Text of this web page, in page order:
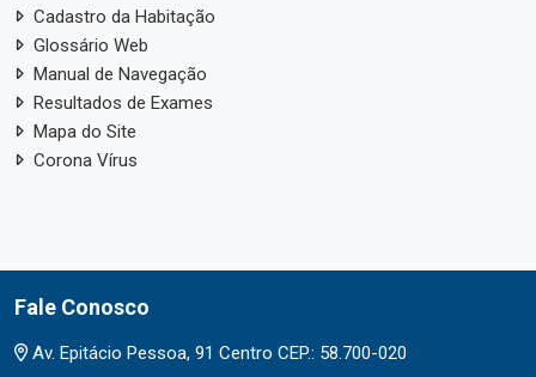
Cadastro da Habitação
Glossário Web
Manual de Navegação
Resultados de Exames
Mapa do Site
Corona Vírus
Fale Conosco
Av. Epitácio Pessoa, 91 Centro CEP.: 58.700-020